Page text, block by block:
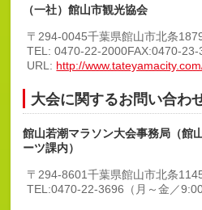
（一社）館山市観光協会
〒294-0045千葉県館山市北条
TEL: 0470-22-2000FAX:0470-23-
URL: http://
大会に関するお問い合わ
館山若潮マラソン大会事務局（館
ーツ課内）
〒294-8601千葉県館山市北条
TEL:0470-22-3696 （月～金／